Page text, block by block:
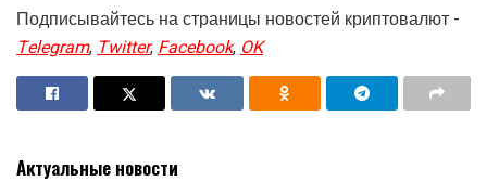
Подписывайтесь на страницы новостей криптовалют -
Telegram, Twitter, Facebook, OK
Актуальные новости